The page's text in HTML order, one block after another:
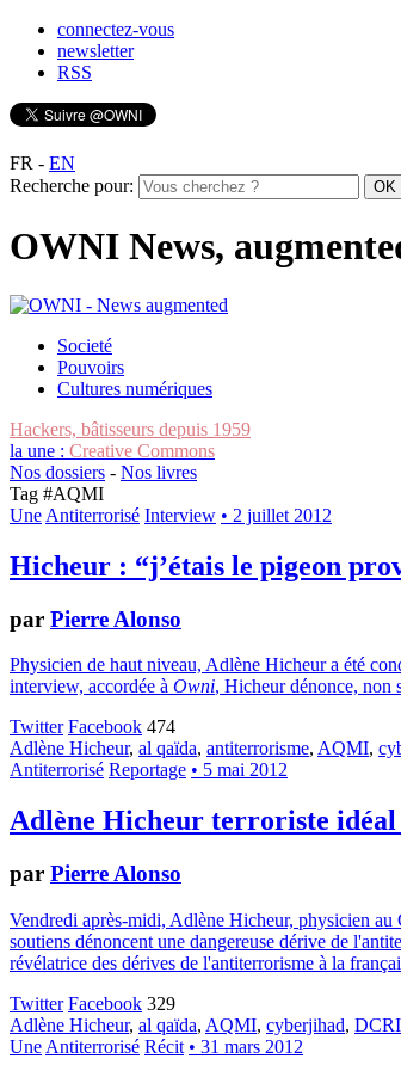
connectez-vous
newsletter
RSS
FR - EN
Recherche pour:
OWNI News,
Societé
Pouvoirs
Cultures numériques
Hackers, bâtisseurs depuis 1959
la une : Creative Commons
Nos dossiers - Nos livres
Tag #AQMI
Une Antiterrorisé Interview • 2 juillet 2012
Hicheur : “j’étais le pigeon
par Pierre Alonso
Physicien de haut niveau, Adlène Hicheur a été
interview, accordée à Owni, Hicheur dénonce, non
Twitter Facebook 474
Adlène Hicheur, al qaïda, antiterrorisme, AQMI,
Antiterrorisé Reportage • 5 mai 2012
Adlène Hicheur terroriste idéal
par Pierre Alonso
Vendredi après-midi, Adlène Hicheur, physicien au
soutiens dénoncent une dangereuse dérive de
révélatrice des dérives de l'antiterrorisme à la
Twitter Facebook 329
Adlène Hicheur, al qaïda, AQMI, cyberjihad, DCRI
Une Antiterrorisé Récit • 31 mars 2012